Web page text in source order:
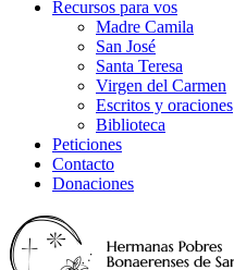
Recursos para vos
Madre Camila
San José
Santa Teresa
Virgen del Carmen
Escritos y oraciones
Biblioteca
Peticiones
Contacto
Donaciones